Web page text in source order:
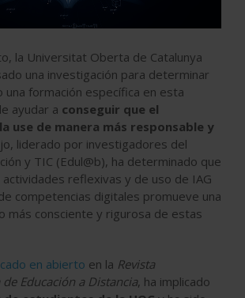
la Universitat Oberta de Catalunya
una investigación para determinar
una formación específica en esta
ayudar a conseguir que el
use de manera más responsable y
liderado por investigadores del
y TIC (Edul@b), ha determinado que
reflexivas y de uso de IAG
competencias digitales promueve una
más consciente y rigurosa de estas
en abierto en la Revista
Educación a Distancia, ha implicado